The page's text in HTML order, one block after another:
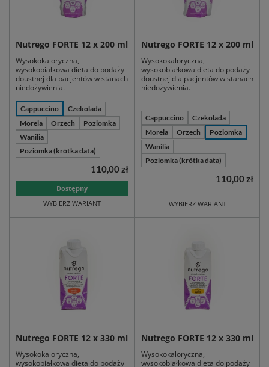
Nutrego FORTE 12 x 200 ml
Wysokokaloryczna,
wysokobiałkowa dieta do podaży
doustnej dla pacjentów w stanach
niedożywienia.
Cappuccino
Czekolada
Morela
Orzech
Poziomka
Wanilia
Poziomka (krótka data)
Dostępny
WYBIERZ WARIANT
110,00 zł
Nutrego FORTE 12 x 200 ml
Wysokokaloryczna,
wysokobiałkowa dieta do podaży
doustnej dla pacjentów w stanach
niedożywienia.
Cappuccino
Czekolada
Morela
Orzech
Poziomka
Wanilia
Poziomka (krótka data)
WYBIERZ WARIANT
110,00 zł
Nutrego FORTE 12 x 330 ml
Wysokokaloryczna,
wysokobiałkowa dieta do podaży
Nutrego FORTE 12 x 330 ml
Wysokokaloryczna,
wysokobiałkowa dieta do podaży